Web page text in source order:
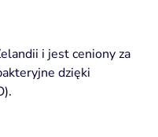
i jest ceniony za
dzięki